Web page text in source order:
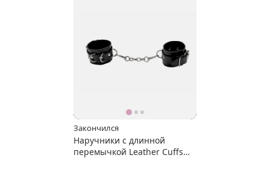
Закончился
Наручники с длинной
перемычкой Leather Cuffs